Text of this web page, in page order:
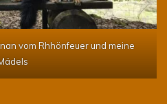
vom Rhhönfeuer und meine